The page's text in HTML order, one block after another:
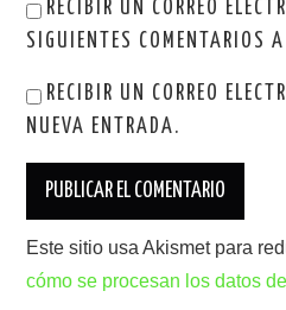
RECIBIR UN CORREO
SIGUIENTES COMENTARIOS
RECIBIR UN CORREO
NUEVA ENTRADA.
Este sitio usa Akismet para
cómo se procesan los datos